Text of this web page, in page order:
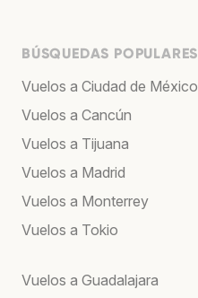
BÚSQUEDAS POPULARES
Vuelos a Ciudad de México
Vuelos a Cancún
Vuelos a Tijuana
Vuelos a Madrid
Vuelos a Monterrey
Vuelos a Tokio
Vuelos a Guadalajara